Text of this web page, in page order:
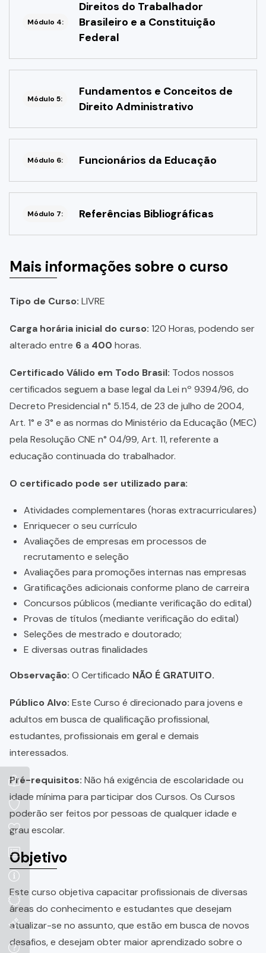
Módulo 4:
Direitos do Trabalhador
Brasileiro e a Constituição
Federal
Módulo 5:
Fundamentos e Conceitos de
Direito Administrativo
Módulo 6: Funcionários da Educação
Módulo 7: Referências Bibliográficas
Mais informações sobre o curso
Tipo de Curso: LIVRE
Carga horária inicial do curso: 120 Horas, podendo ser
alterado entre 6a 400 horas.
Certificado Válido em Todo Brasil: Todos nossos
certificados seguem a base legal da Lei nº 9394/96, do
Decreto Presidencial n° 5.154, de 23 de julho de 2004,
Art. 1° e 3° e as normas do Ministério da Educação (MEC)
pela Resolução CNE n° 04/99, Art. 11, referente a
educação continuada do trabalhador.
O certificado pode ser utilizado para:
Atividades complementares (horas extracurriculares)
Enriquecer o seu currículo
Avaliações de empresas em processos de
recrutamento e seleção
Avaliações para promoções internas nas empresas
Gratificações adicionais conforme plano de carreira
Concursos públicos (mediante verificação do edital)
Provas de títulos (mediante verificação do edital)
Seleções de mestrado e doutorado;
E diversas outras finalidades
Observação: O Certificado NÃO É GRATUITO.
Público Alvo: Este Curso é direcionado para jovens e
adultos em busca de qualificação profissional,
estudantes, profissionais em geral e demais
interessados.
Pré-requisitos: Não há exigência de escolaridade ou
idade mínima para participar dos Cursos. Os Cursos
poderão ser feitos por pessoas de qualquer idade e
grau escolar.
Objetivo
Este curso objetiva capacitar profissionais de diversas
áreas do conhecimento e estudantes que desejam
atualizar-se no assunto, que estão em busca de novos
desafios, e desejam obter maior aprendizado sobre o